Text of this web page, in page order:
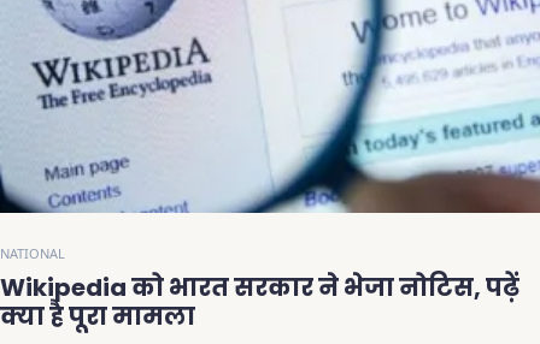
NATIONAL
Wikipedia को भारत सरकार ने भेजा नोटिस, पढ़ें
क्या है पूरा मामला